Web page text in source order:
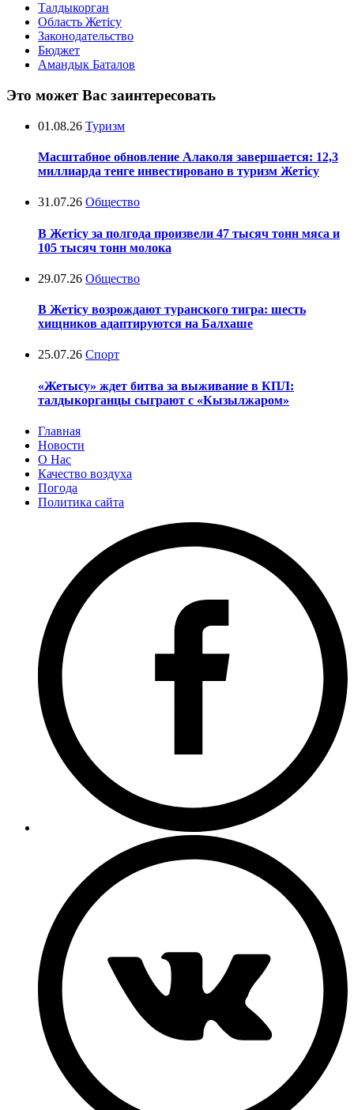
Талдыкорган
Область Жетісу
Законодательство
Бюджет
Амандык Баталов
Это может Вас заинтересовать
01.08.26 Туризм
Масштабное обновление Алаколя завершается: 12,3
миллиарда тенге инвестировано в туризм Жетісу
31.07.26 Общество
В Жетісу за полгода произвели 47 тысяч тонн мяса и
105 тысяч тонн молока
29.07.26 Общество
В Жетісу возрождают туранского тигра: шесть
хищников адаптируются на Балхаше
25.07.26 Спорт
«Жетысу» ждет битва за выживание в КПЛ:
талдыкорганцы сыграют с «Кызылжаром»
Главная
Новости
О Нас
Качество воздуха
Погода
Политика сайта